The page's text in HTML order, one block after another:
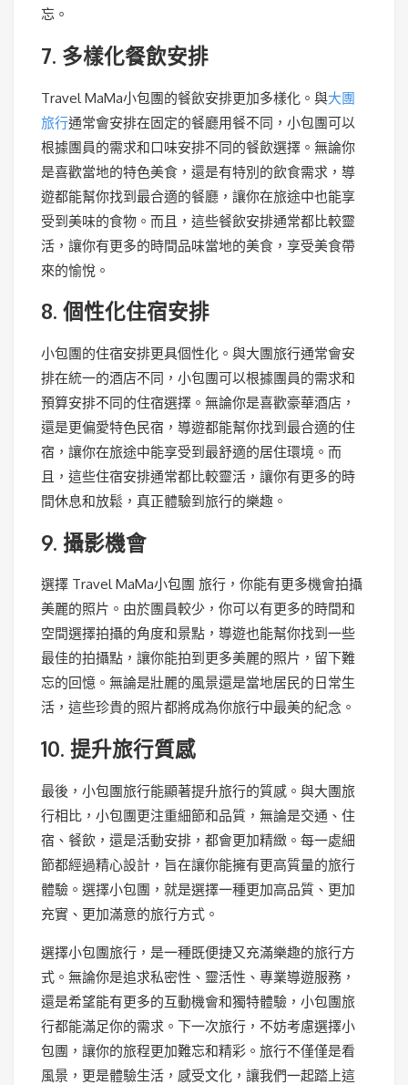
忘。
7. 多樣化餐飲安排
Travel MaMa小包團的餐飲安排更加多樣化。與大團
旅行通常會安排在固定的餐廳用餐不同，小包團可以
根據團員的需求和口味安排不同的餐飲選擇。無論你
是喜歡當地的特色美食，還是有特別的飲食需求，導
遊都能幫你找到最合適的餐廳，讓你在旅途中也能享
受到美味的食物。而且，這些餐飲安排通常都比較靈
活，讓你有更多的時間品味當地的美食，享受美食帶
來的愉悅。
8. 個性化住宿安排
小包團的住宿安排更具個性化。與大團旅行通常會安
排在統一的酒店不同，小包團可以根據團員的需求和
預算安排不同的住宿選擇。無論你是喜歡豪華酒店，
還是更偏愛特色民宿，導遊都能幫你找到最合適的住
宿，讓你在旅途中能享受到最舒適的居住環境。而
且，這些住宿安排通常都比較靈活，讓你有更多的時
間休息和放鬆，真正體驗到旅行的樂趣。
9. 攝影機會
選擇 Travel MaMa小包團 旅行，你能有更多機會拍攝
美麗的照片。由於團員較少，你可以有更多的時間和
空間選擇拍攝的角度和景點，導遊也能幫你找到一些
最佳的拍攝點，讓你能拍到更多美麗的照片，留下難
忘的回憶。無論是壯麗的風景還是當地居民的日常生
活，這些珍貴的照片都將成為你旅行中最美的紀念。
10. 提升旅行質感
最後，小包團旅行能顯著提升旅行的質感。與大團旅
行相比，小包團更注重細節和品質，無論是交通、住
宿、餐飲，還是活動安排，都會更加精緻。每一處細
節都經過精心設計，旨在讓你能擁有更高質量的旅行
體驗。選擇小包團，就是選擇一種更加高品質、更加
充實、更加滿意的旅行方式。
選擇小包團旅行，是一種既便捷又充滿樂趣的旅行方
式。無論你是追求私密性、靈活性、專業導遊服務，
還是希望能有更多的互動機會和獨特體驗，小包團旅
行都能滿足你的需求。下一次旅行，不妨考慮選擇小
包團，讓你的旅程更加難忘和精彩。旅行不僅僅是看
風景，更是體驗生活，感受文化，讓我們一起踏上這